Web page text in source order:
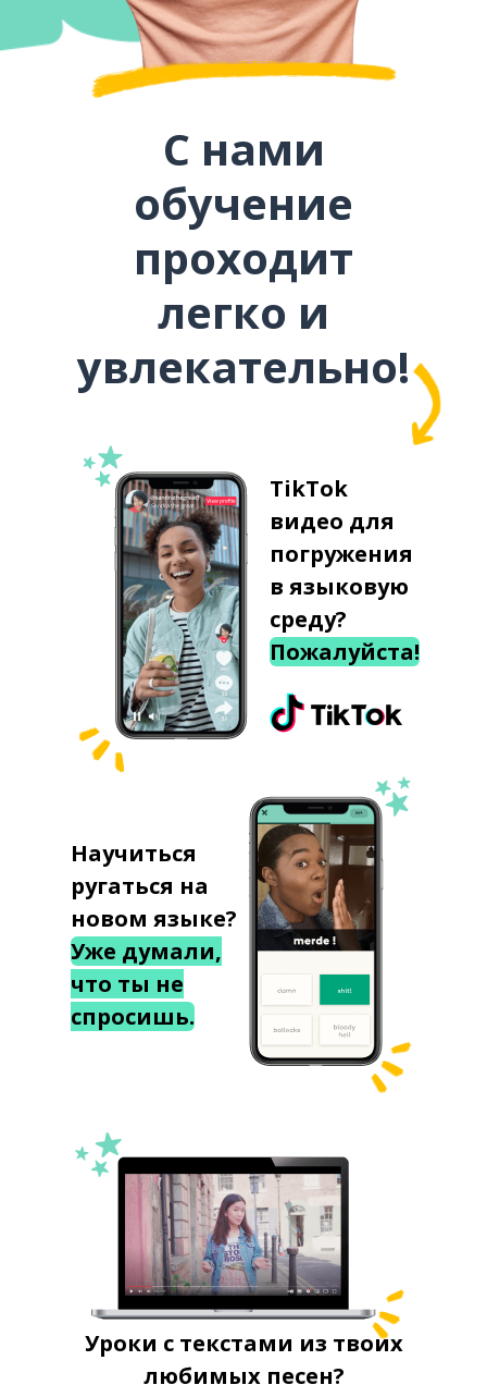
С нами
обучение
проходит
легко и
увлекательно!
TikTok
видео для
погружения
в языковую
среду?
Пожалуйста!
Научиться
ругаться на
новом языке?
Уже думали,
что ты не
спросишь.
Уроки с текстами из твоих
любимых песен?